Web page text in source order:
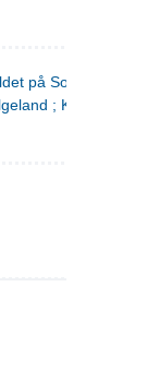
på Solhaug ; Fru
;